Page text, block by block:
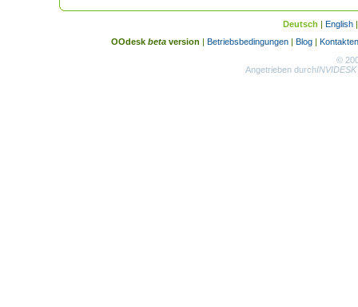
Deutsch | English
OOdesk beta version | Betriebsbedingungen | Blog |
©
Angetrieben durch